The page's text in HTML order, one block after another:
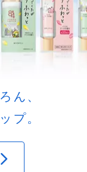
ん、
プ。